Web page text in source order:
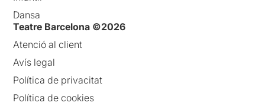
Dansa
Teatre Barcelona ©2026
Atenció al client
Avís legal
Política de privacitat
Política de cookies